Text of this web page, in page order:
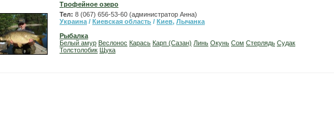
Трофейное озеро
Тел: 8 (067) 656-53-60 (администратор Анна)
Украина / Киевская область / Киев, Лычанка
Рыбалка
Белый амур Веслонос Карась Карп (Сазан) Линь Окунь Сом Стерлядь Судак
Толстолобик Щука